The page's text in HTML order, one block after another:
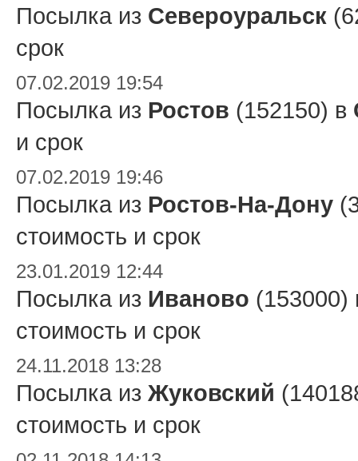
Посылка из Североуральск
срок
07.02.2019 19:54
Посылка из Ростов (152150) в
и срок
07.02.2019 19:46
Посылка из Ростов-На-Дону
стоимость и срок
23.01.2019 12:44
Посылка из Иваново
стоимость и срок
24.11.2018 13:28
Посылка из Жуковский
стоимость и срок